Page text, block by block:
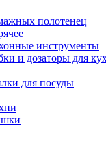
полотенец
инструменты
и дозаторы для
для посуды